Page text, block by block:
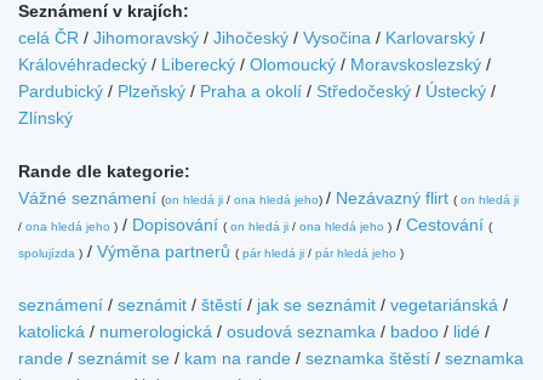
Seznámení v krajích:
celá ČR / Jihomoravský / Jihočeský / Vysočina / Karlovarský /
Královéhradecký / Liberecký / Olomoucký / Moravskoslezský /
Pardubický / Plzeňský / Praha a okolí / Středočeský / Ústecký /
Zlínský
Rande dle kategorie:
Vážné seznámení (on hledá ji / ona hledá jeho) / Nezávazný flirt ( on hledá ji
/ ona hledá jeho ) / Dopisování ( on hledá ji / ona hledá jeho ) / Cestování (
spolujízda ) / Výměna partnerů ( pár hledá ji / pár hledá jeho )
seznámení / seznámit / štěstí / jak se seznámit / vegetariánská /
katolická / numerologická / osudová seznamka / badoo / lidé /
rande / seznámit se / kam na rande / seznamka štěstí / seznamka